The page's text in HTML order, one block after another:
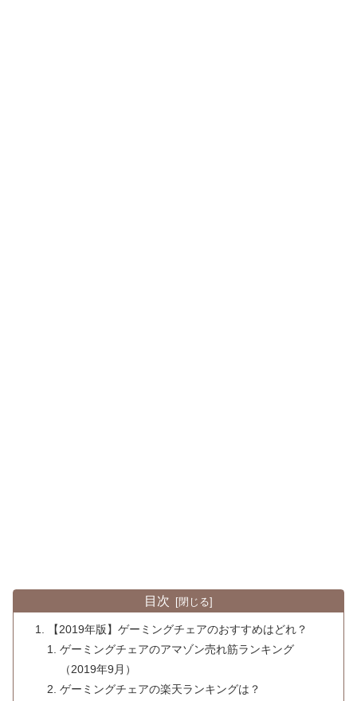
目次
【2019年版】ゲーミングチェアのおすすめはどれ？
ゲーミングチェアのアマゾン売れ筋ランキング
（2019年9月）
ゲーミングチェアの楽天ランキングは？